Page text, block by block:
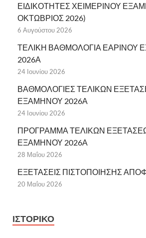
ΕΙΔΙΚΟΤΗΤΕΣ ΧΕΙΜΕΡΙΝΟΥ
ΟΚΤΩΒΡΙΟΣ 2026)
6 Αυγούστου 2026
ΤΕΛΙΚΗ ΒΑΘΜΟΛΟΓΙΑ ΕΑΡΙΝΟΥ
2026Α
24 Ιουνίου 2026
ΒΑΘΜΟΛΟΓΙΕΣ ΤΕΛΙΚΩΝ
ΕΞΑΜΗΝΟΥ 2026Α
24 Ιουνίου 2026
ΠΡΟΓΡΑΜΜΑ ΤΕΛΙΚΩΝ
ΕΞΑΜΗΝΟΥ 2026Α
28 Μαΐου 2026
ΕΞΕΤΑΣΕΙΣ ΠΙΣΤΟΠΟΙΗΣΗΣ
20 Μαΐου 2026
ΙΣΤΟΡΙΚΌ